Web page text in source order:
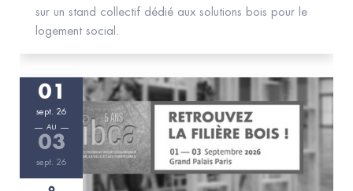
sur un stand collectif dédié aux solutions bois pour le
logement social.
01
sept. 26
AU
03
sept. 26